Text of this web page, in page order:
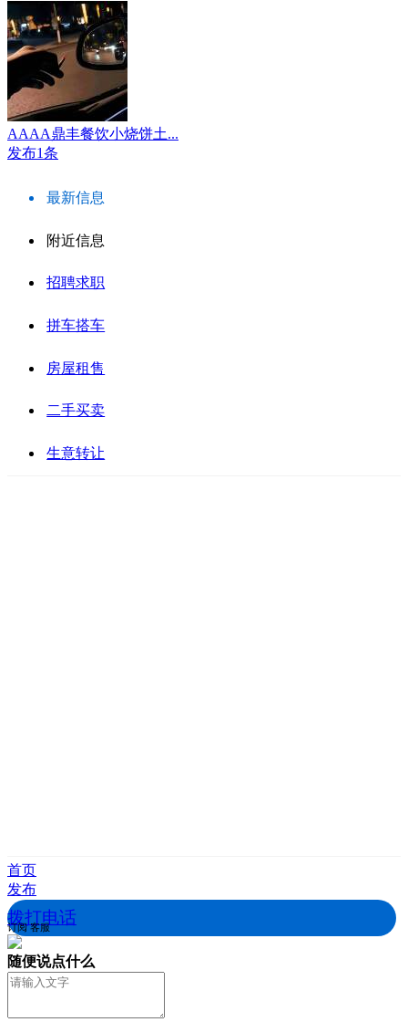
AAAA鼎丰餐饮小烧饼土...
发布1条
最新信息
附近信息
招聘求职
拼车搭车
房屋租售
二手买卖
生意转让
首页
发布
拨打电话
订阅 客服
随便说点什么